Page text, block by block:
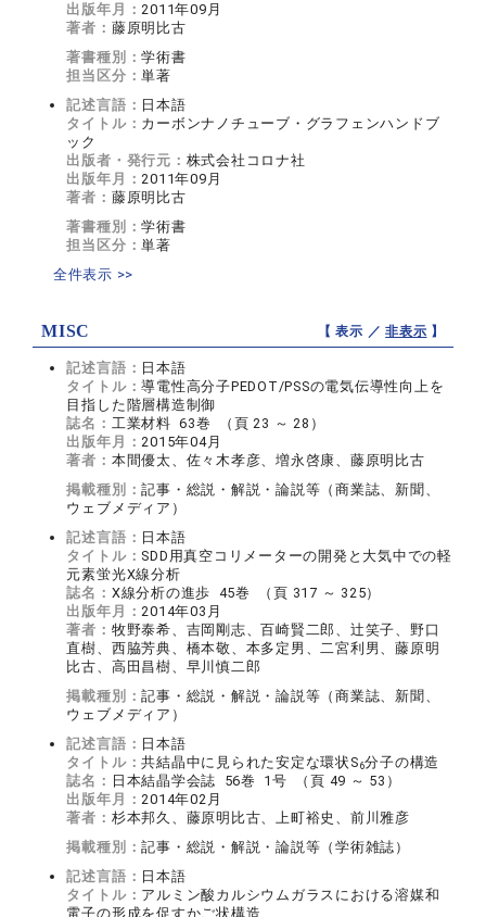
出版年月：2011年09月
著者： 藤原明比古
著書種別：学術書
担当区分：単著
記述言語： 日本語
タイトル： カーボンナノチューブ・グラフェンハンドブ
ック
出版者・発行元： 株式会社コロナ社
出版年月：2011年09月
著者： 藤原明比古
著書種別：学術書
担当区分：単著
全件表示 >>
MISC 【 表示 ／非表示 】
記述言語： 日本語
タイトル：導電性高分子PEDOT/PSSの電気伝導性向上を
目指した階層構造制御
誌名： 工業材料 63巻 （頁 23 ～ 28）
出版年月：2015年04月
著者： 本間優太、佐々木孝彦、増永啓康、藤原明比古
掲載種別：記事・総説・解説・論説等（商業誌、新聞、
ウェブメディア）
記述言語： 日本語
タイトル： SDD用真空コリメーターの開発と大気中での軽
元素蛍光X線分析
誌名： X線分析の進歩 45巻 （頁 317 ～ 325）
出版年月：2014年03月
著者： 牧野泰希、吉岡剛志、百崎賢二郎、辻笑子、野口
直樹、西脇芳典、橋本敬、本多定男、二宮利男、藤原明
比古、高田昌樹、早川慎二郎
掲載種別：記事・総説・解説・論説等（商業誌、新聞、
ウェブメディア）
記述言語： 日本語
タイトル：共結晶中に見られた安定な環状S6分子の構造
誌名： 日本結晶学会誌 56巻 1号 （頁 49 ～ 53）
出版年月：2014年02月
著者： 杉本邦久、藤原明比古、上町裕史、前川雅彦
掲載種別：記事・総説・解説・論説等（学術雑誌）
記述言語： 日本語
タイトル： アルミン酸カルシウムガラスにおける溶媒和
電子の形成を促すかご状構造